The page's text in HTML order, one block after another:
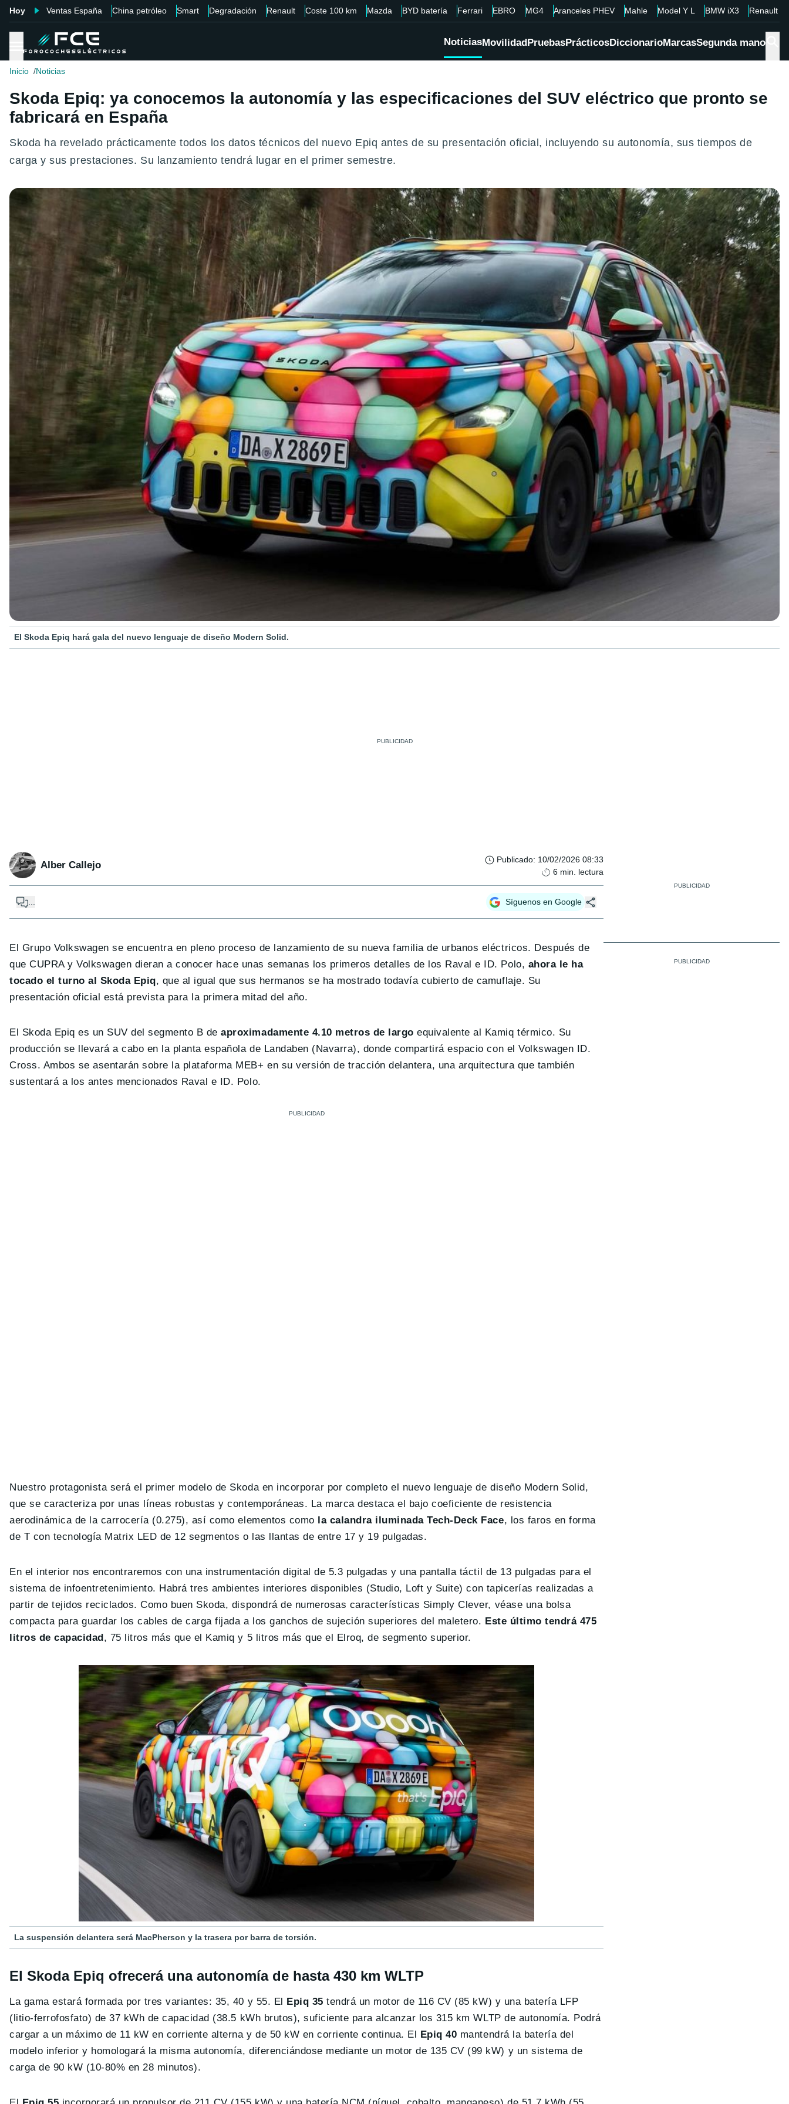
Hoy Ventas España China petróleo Smart Degradación Renault Coste 100 km Mazda BYD batería Ferrari EBRO MG4 Aranceles PHEV Mahle Model Y L BMW iX3 Renault
NoticiasMovilidadPruebasPrácticosDiccionarioMarcasSegunda mano
Inicio Noticias
Skoda Epiq: ya conocemos la autonomía y las especificaciones del SUV eléctrico que pronto se
fabricará en España
Skoda ha revelado prácticamente todos los datos técnicos del nuevo Epiq antes de su presentación oficial, incluyendo su autonomía, sus tiempos de
carga y sus prestaciones. Su lanzamiento tendrá lugar en el primer semestre.
El Skoda Epiq hará gala del nuevo lenguaje de diseño Modern Solid.
Alber Callejo Publicado: 10/02/2026 08:33
6 min. lectura
... Síguenos en Google
El Grupo Volkswagen se encuentra en pleno proceso de lanzamiento de su nueva familia de urbanos eléctricos. Después de
que CUPRA y Volkswagen dieran a conocer hace unas semanas los primeros detalles de los Raval e ID. Polo, ahora le ha
tocado el turno al Skoda Epiq, que al igual que sus hermanos se ha mostrado todavía cubierto de camuflaje. Su
presentación oficial está prevista para la primera mitad del año.
El Skoda Epiq es un SUV del segmento B de aproximadamente 4.10 metros de largo equivalente al Kamiq térmico. Su
producción se llevará a cabo en la planta española de Landaben (Navarra), donde compartirá espacio con el Volkswagen ID.
Cross. Ambos se asentarán sobre la plataforma MEB+ en su versión de tracción delantera, una arquitectura que también
sustentará a los antes mencionados Raval e ID. Polo.
Nuestro protagonista será el primer modelo de Skoda en incorporar por completo el nuevo lenguaje de diseño Modern Solid,
que se caracteriza por unas líneas robustas y contemporáneas. La marca destaca el bajo coeficiente de resistencia
aerodinámica de la carrocería (0.275), así como elementos como la calandra iluminada Tech-Deck Face, los faros en forma
de T con tecnología Matrix LED de 12 segmentos o las llantas de entre 17 y 19 pulgadas.
En el interior nos encontraremos con una instrumentación digital de 5.3 pulgadas y una pantalla táctil de 13 pulgadas para el
sistema de infoentretenimiento. Habrá tres ambientes interiores disponibles (Studio, Loft y Suite) con tapicerías realizadas a
partir de tejidos reciclados. Como buen Skoda, dispondrá de numerosas características Simply Clever, véase una bolsa
compacta para guardar los cables de carga fijada a los ganchos de sujeción superiores del maletero. Este último tendrá 475
litros de capacidad , 75 litros más que el Kamiq y 5 litros más que el Elroq, de segmento superior.
La suspensión delantera será MacPherson y la trasera por barra de torsión.
El Skoda Epiq ofrecerá una autonomía de hasta 430 km WLTP
La gama estará formada por tres variantes: 35, 40 y 55. El Epiq 35 tendrá un motor de 116 CV (85 kW) y una batería LFP
(litio-ferrofosfato) de 37 kWh de capacidad (38.5 kWh brutos), suficiente para alcanzar los 315 km WLTP de autonomía. Podrá
cargar a un máximo de 11 kW en corriente alterna y de 50 kW en corriente continua. El Epiq 40 mantendrá la batería del
modelo inferior y homologará la misma autonomía, diferenciándose mediante un motor de 135 CV (99 kW) y un sistema de
carga de 90 kW (10-80% en 28 minutos).